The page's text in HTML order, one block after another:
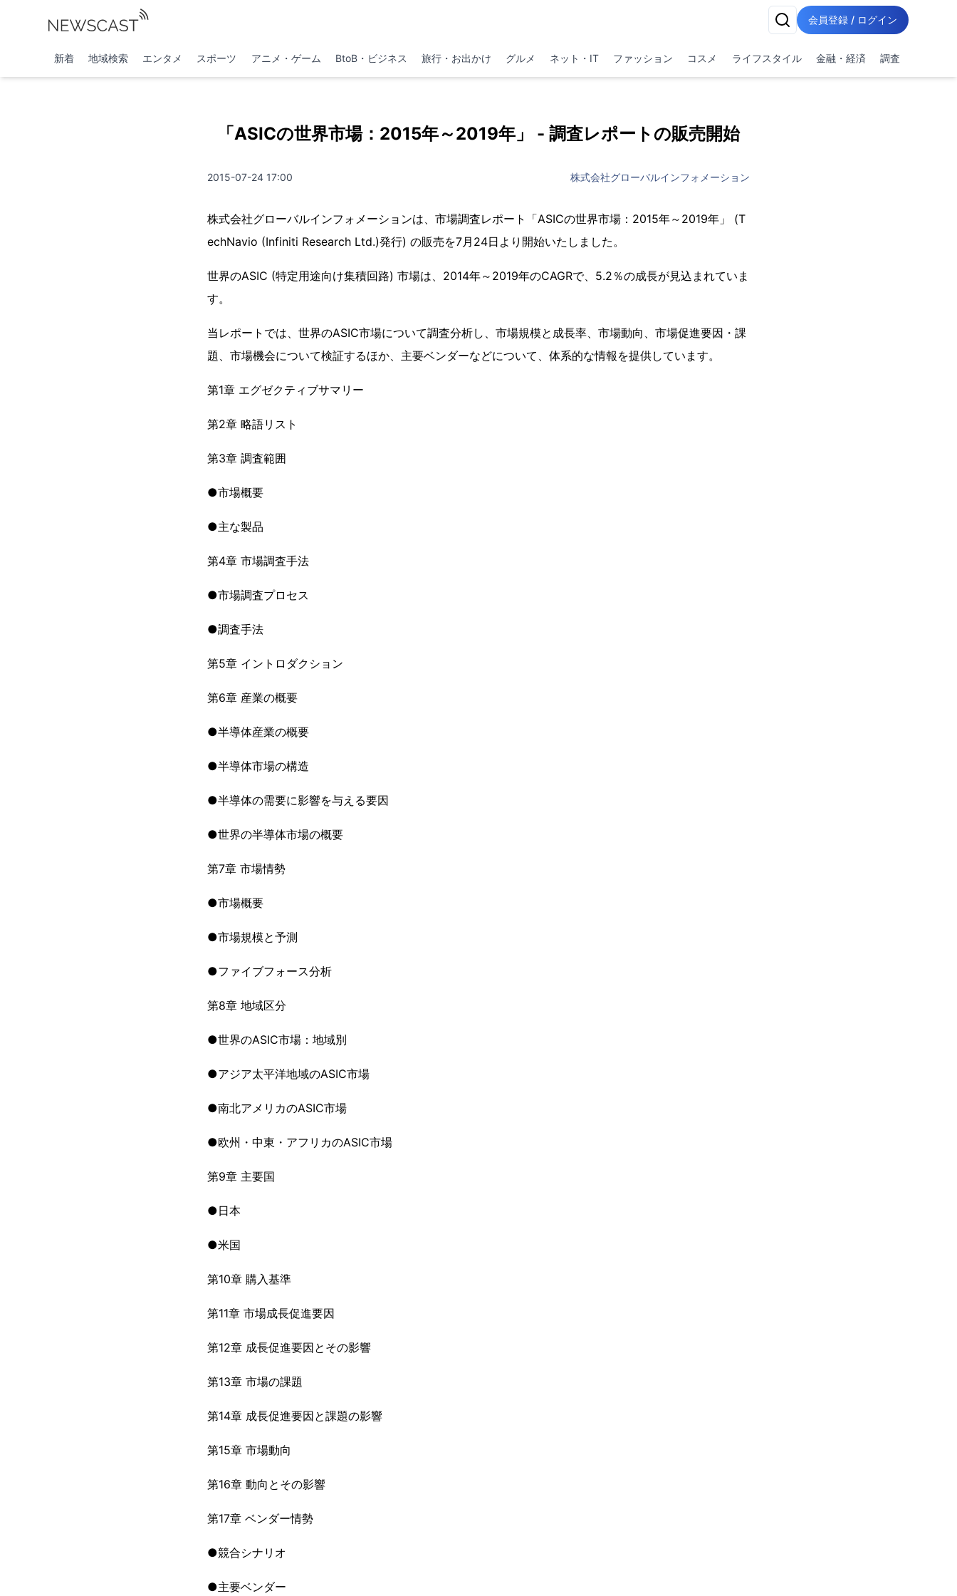
会員登録 / ログイン
新着 地域検索 エンタメ スポーツ アニメ・ゲーム BtoB・ビジネス 旅行・お出かけ グルメ ネット・IT ファッション コスメ ライフスタイル 金融・経済 調査
「ASICの世界市場：2015年～2019年」 - 調査レポートの販売開始
2015-07-24 17:00 株式会社グローバルインフォメーション
株式会社グローバルインフォメーションは、市場調査レポート「ASICの世界市場：2015年～2019年」 (T
echNavio (Infiniti Research Ltd.)発行) の販売を7月24日より開始いたしました。
世界のASIC (特定用途向け集積回路) 市場は、2014年～2019年のCAGRで、5.2％の成長が見込まれていま
す。
当レポートでは、世界のASIC市場について調査分析し、市場規模と成長率、市場動向、市場促進要因・課
題、市場機会について検証するほか、主要ベンダーなどについて、体系的な情報を提供しています。
第1章 エグゼクティブサマリー
第2章 略語リスト
第3章 調査範囲
●市場概要
●主な製品
第4章 市場調査手法
●市場調査プロセス
●調査手法
第5章 イントロダクション
第6章 産業の概要
●半導体産業の概要
●半導体市場の構造
●半導体の需要に影響を与える要因
●世界の半導体市場の概要
第7章 市場情勢
●市場概要
●市場規模と予測
●ファイブフォース分析
第8章 地域区分
●世界のASIC市場：地域別
●アジア太平洋地域のASIC市場
●南北アメリカのASIC市場
●欧州・中東・アフリカのASIC市場
第9章 主要国
●日本
●米国
第10章 購入基準
第11章 市場成長促進要因
第12章 成長促進要因とその影響
第13章 市場の課題
第14章 成長促進要因と課題の影響
第15章 市場動向
第16章 動向とその影響
第17章 ベンダー情勢
●競合シナリオ
●主要ベンダー